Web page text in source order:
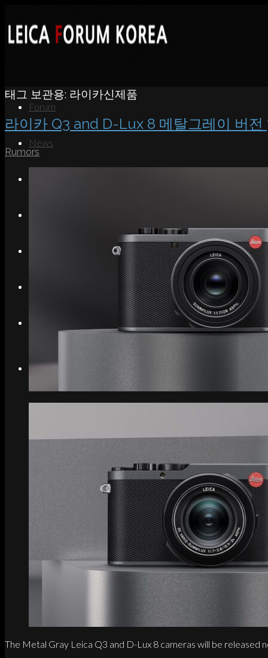
Forum
News
Link to Instagram
태그 보관용: 라이카신제품
라이카 Q3 and D-Lux 8 메탈그레이 버
Rumors
The Metal Gray Leica Q3 and D-Lux 8 cameras will be released